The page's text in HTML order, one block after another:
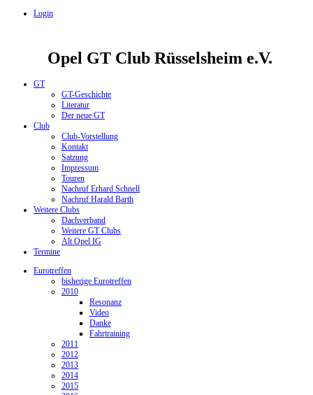
Login
Opel GT Club Rüsselsheim e.V.
GT
GT-Geschichte
Literatur
Der neue GT
Club
Club-Vorstellung
Kontakt
Satzung
Impressum
Touren
Nachruf Erhard Schnell
Nachruf Harald Barth
Weitere Clubs
Dachverband
Weitere GT Clubs
Alt Opel IG
Termine
Eurotreffen
bisherige Eurotreffen
2010
Resonanz
Video
Danke
Fahrtraining
2011
2012
2013
2014
2015